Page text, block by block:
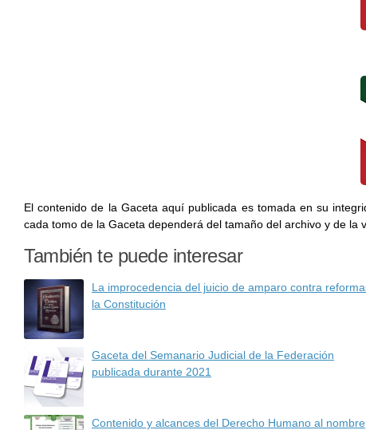
El contenido de la Gaceta aquí publicada es tomada en su
cada tomo de la Gaceta dependerá del tamaño del archivo y de la
También te puede interesar
La improcedencia del juicio de amparo contra
la Constitución
Gaceta del Semanario Judicial de la Federación
publicada durante 2021
Contenido y alcances del Derecho Humano al nombre